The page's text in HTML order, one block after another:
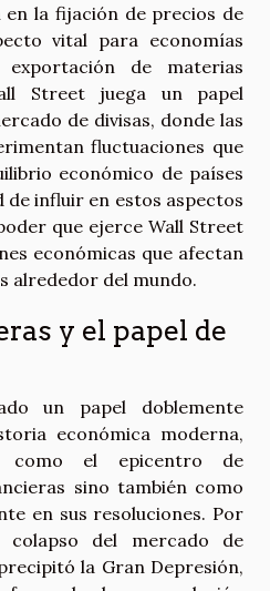
la fijación de precios de
vital para economías
de materias
Street juega un papel
de divisas, donde las
fluctuaciones que
económico de países
de influir en estos aspectos
que ejerce Wall Street
económicas que afectan
alrededor del mundo.
y el papel de
un papel doblemente
económica moderna,
como el epicentro de
sino también como
en sus resoluciones. Por
colapso del mercado de
la Gran Depresión,